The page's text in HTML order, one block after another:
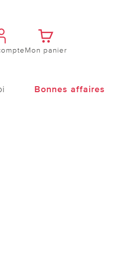
Mon panier
Bonnes affaires